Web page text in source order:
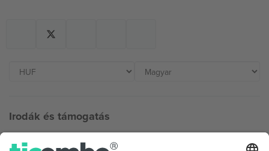
Irodák és támogatás
Germany